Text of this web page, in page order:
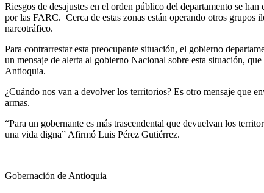
Riesgos de desajustes en el orden público del departamento se
por las FARC. Cerca de estas zonas están operando otros grupos
narcotráfico.
Para contrarrestar esta preocupante situación, el gobierno
un mensaje de alerta al gobierno Nacional sobre esta situación,
Antioquia.
¿Cuándo nos van a devolver los territorios? Es otro mensaje que
armas.
“Para un gobernante es más trascendental que devuelvan los
una vida digna” Afirmó Luis Pérez Gutiérrez.
Gobernación de Antioquia